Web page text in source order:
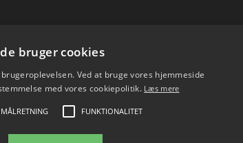
bruger cookies
Ved at bruge vores hjemmeside
med vores cookiepolitik. Læs mere
MÅLRETNING FUNKTIONALITET